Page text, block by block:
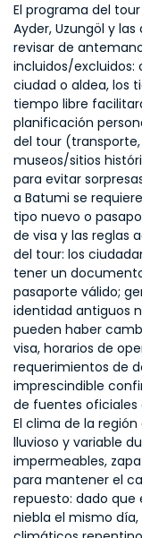
El programa del
Ayder, Uzungöl y
revisar de
incluidos/excluidos:
ciudad o aldea, los
tiempo libre
planificación
del tour
museos/sitios
para evitar
a Batumi se
tipo nuevo o
de visa y las reglas
del tour: los
tener un
pasaporte válido;
identidad antiguos
pueden haber
visa, horarios de
requerimientos de
imprescindible
de fuentes oficiales
El clima de la
lluvioso y variable
impermeables,
para mantener el
repuesto: dado que
niebla el mismo